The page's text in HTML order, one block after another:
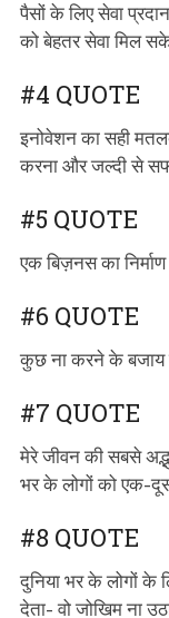
पैसों के लिए सेवा
को बेहतर सेवा मिल
#4 QUOTE
इनोवेशन का सही
करना और जल्दी से
#5 QUOTE
एक बिज़नस का
#6 QUOTE
कुछ ना करने के
#7 QUOTE
मेरे जीवन की सबसे
भर के लोगों को एक-
#8 QUOTE
दुनिया भर के लोगों के
देता- वो जोखिम ना